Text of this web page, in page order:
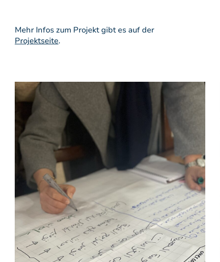
Mehr Infos zum Projekt gibt es auf der
Projektseite.